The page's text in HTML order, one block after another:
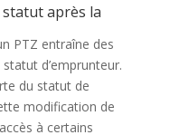
après la
PTZ entraîne des
d’emprunteur.
du statut de
modification de
à certains